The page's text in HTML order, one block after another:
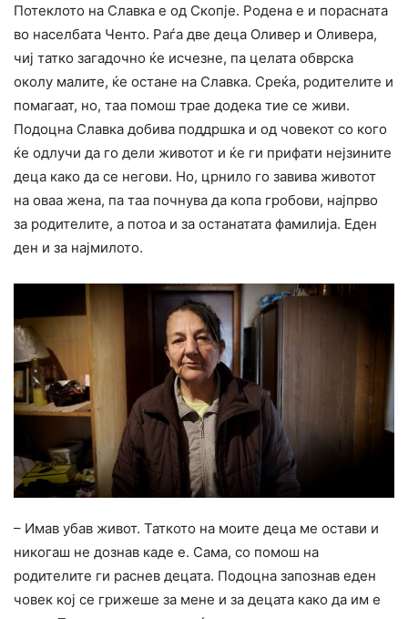
Потеклото на Славка е од Скопје. Родена е и порасната
во населбата Ченто. Раѓа две деца Оливер и Оливера,
чиј татко загадочно ќе исчезне, па целата обврска
околу малите, ќе остане на Славка. Среќа, родителите и
помагаат, но, таа помош трае додека тие се живи.
Подоцна Славка добива поддршка и од човекот со кого
ќе одлучи да го дели животот и ќе ги прифати нејзините
деца како да се негови. Но, црнило го завива животот
на оваа жена, па таа почнува да копа гробови, најпрво
за родителите, а потоа и за останатата фамилија. Еден
ден и за најмилото.
– Имав убав живот. Таткото на моите деца ме остави и
никогаш не дознав каде е. Сама, со помош на
родителите ги раснев децата. Подоцна запознав еден
човек кој се грижеше за мене и за децата како да им е